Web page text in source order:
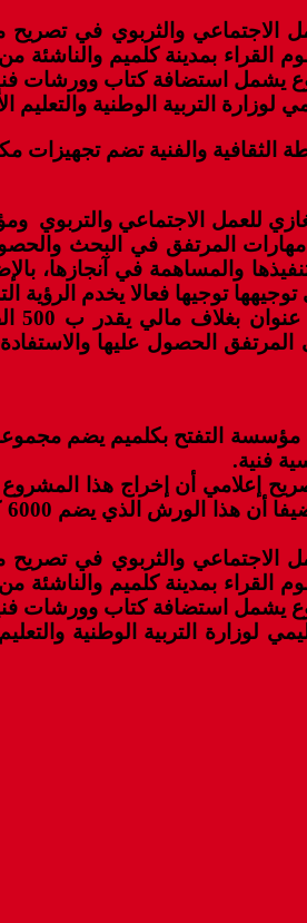
والثربوي في تصريح
القراء بمدينة كلميم
يشمل استضافة كتاب وورشات فنية
التربية الوطنية والتعليم
الثقافية والفنية تضم تجهيزات
الاجتماعي والتربوي
مهارات المرتفق في البحث
والمساهمة في آنجازها،
توجيها فعالا يخدم الرؤية
الحصول عليها
التفتح بكلميم يضم
فنية.
إعلامي أن إخراج هذا
والثربوي في تصريح
القراء بمدينة كلميم
يشمل استضافة كتاب وورشات فنية
لوزارة التربية الوطنية